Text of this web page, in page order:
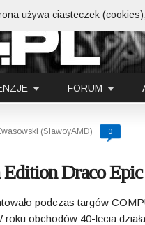
FORUM
(SlawoyAMD) 0
Draco
podczas targów
roku obchodów 40-lecia
używa ciasteczek